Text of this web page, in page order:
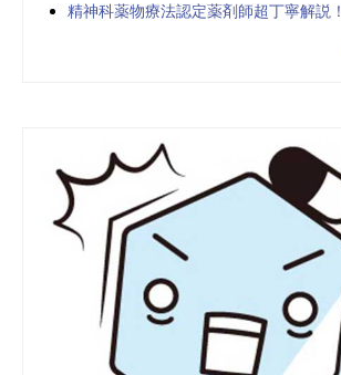
精神科薬物療法認定薬剤師超丁寧解説！